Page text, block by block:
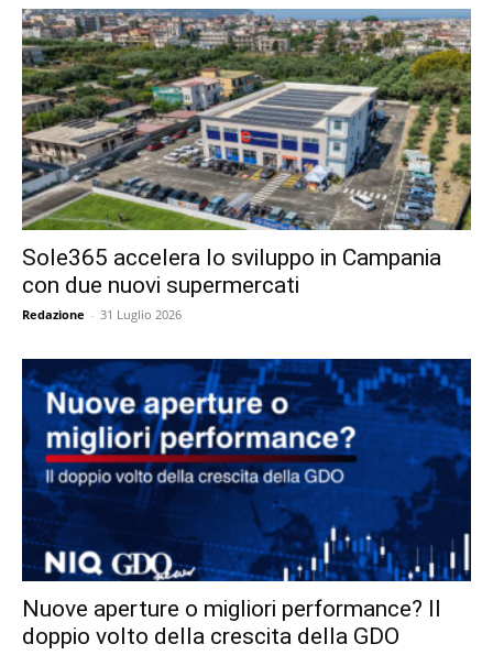
Sole365 accelera lo sviluppo in Campania
con due nuovi supermercati
Redazione - 31 Luglio 2026
Nuove aperture o migliori performance? Il
doppio volto della crescita della GDO